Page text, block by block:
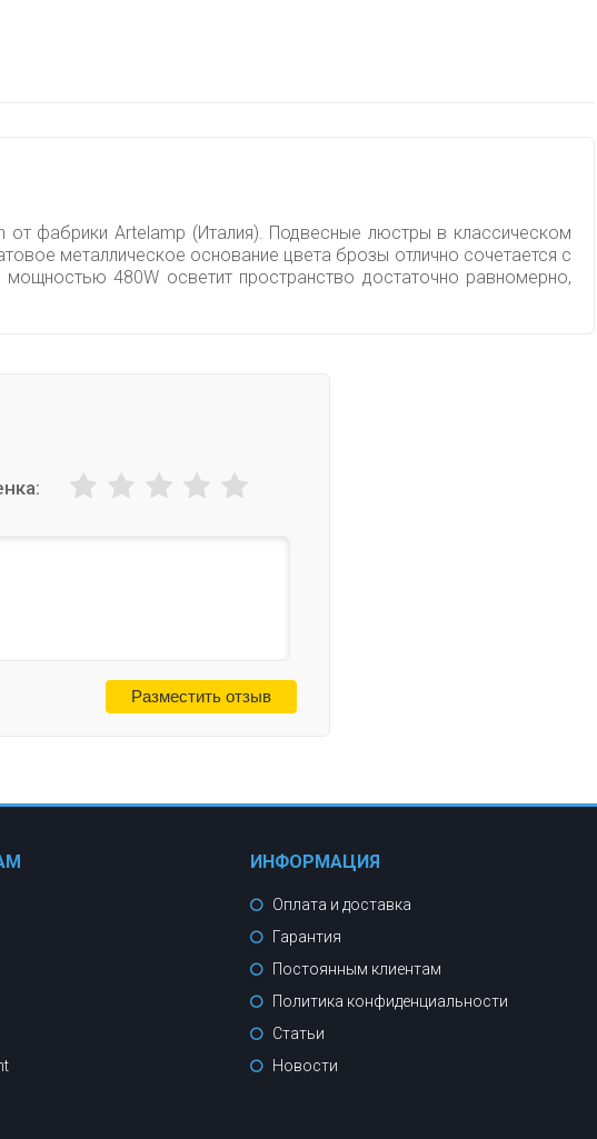
от фабрики Artelamp (Италия). Подвесные люстры в классическом
металлическое основание цвета брозы отлично сочетается с
480W осветит пространство достаточно равномерно,
ИНФОРМАЦИЯ
Оплата и доставка
Гарантия
Постоянным клиентам
Политика конфиденциальности
Статьи
Новости